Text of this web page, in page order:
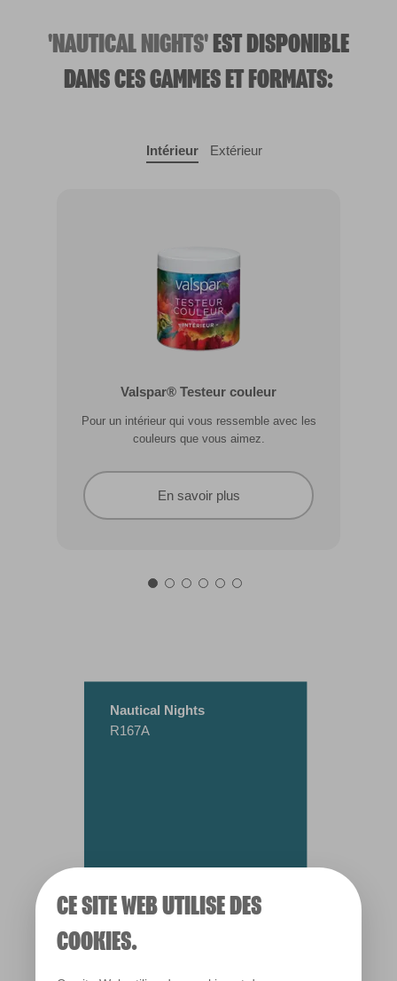
CE SITE WEB UTILISE DES
COOKIES.
'NAUTICAL NIGHTS' EST DISPONIBLE
DANS CES GAMMES ET FORMATS:
Intérieur Extérieur
Valspar® Testeur couleur
Pour un intérieur qui vous ressemble avec les
couleurs que vous aimez.
En savoir plus
Valspar® Pro Extérieur Boiseries et
Résiste aux fissures et à l’écaillage. Résiste aux
Nautical Nights
R167A